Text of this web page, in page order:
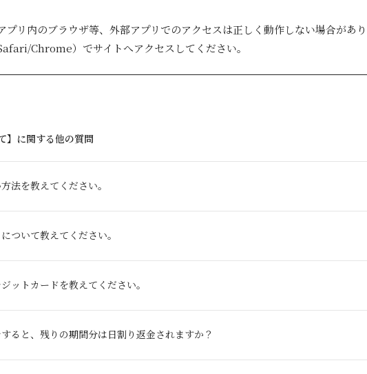
プリ内のブラウザ等、外部アプリでのアクセスは正しく動作しない場合があり
Chrome）でサイトへアクセスしてください。
】に関する他の質問
法を教えてください。
ついて教えてください。
ットカードを教えてください。
ると、残りの期間分は日割り返金されますか？